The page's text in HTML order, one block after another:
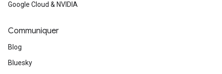
Google Cloud & NVIDIA
Communiquer
Blog
Bluesky